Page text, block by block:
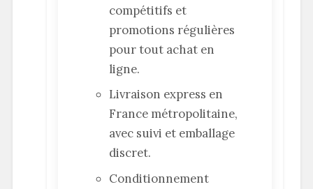
compétitifs et
promotions régulières
pour tout achat en
ligne.
Livraison express en
France métropolitaine,
avec suivi et emballage
discret.
Conditionnement